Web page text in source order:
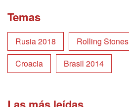
Temas
Rusia 2018 Rolling Stones
Croacia
Brasil 2014